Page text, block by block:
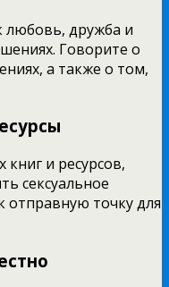
любовь, дружба и
Говорите о
а также о том,
и ресурсов,
сексуальное
отправную точку для